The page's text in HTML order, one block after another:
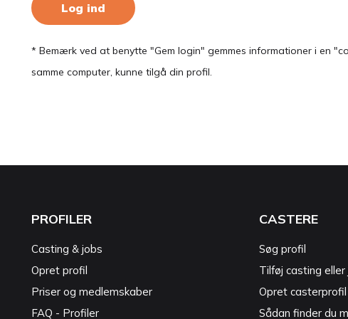
Log ind
* Bemærk ved at benytte "Gem login" gemmes informationer i en
samme computer, kunne tilgå din profil.
PROFILER
Casting & jobs
Opret profil
Priser og medlemskaber
FAQ - Profiler
CASTERE
Søg profil
Tilføj casting eller
Opret casterprofil
Sådan finder du